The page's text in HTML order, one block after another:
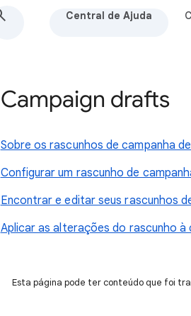
Central de Ajuda
Campaign drafts
Sobre os rascunhos de campanha
Configurar um rascunho de
Encontrar e editar seus rascunhos
Aplicar as alterações do rascunho à
Esta página pode ter conteúdo que foi